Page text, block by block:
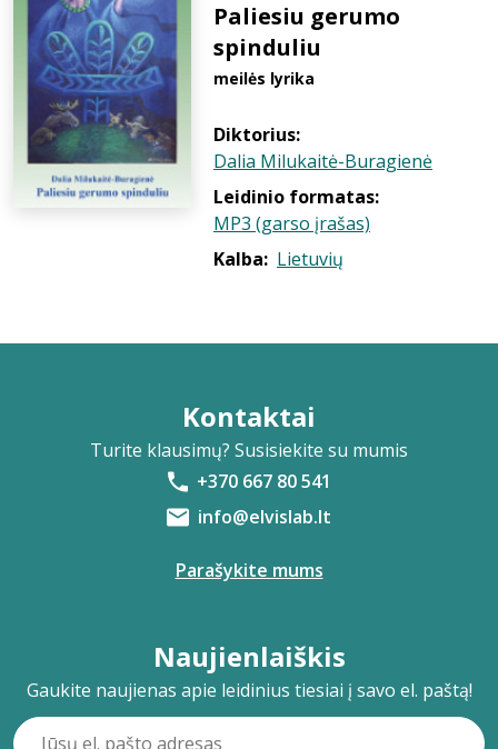
Paliesiu gerumo
spinduliu
meilės lyrika
Diktorius:
Dalia Milukaitė-Buragienė
Leidinio formatas:
MP3 (garso įrašas)
Kalba: Lietuvių
Kontaktai
Turite klausimų? Susisiekite su mumis
+370 667 80 541
info@elvislab.lt
Parašykite mums
Naujienlaiškis
Gaukite naujienas apie leidinius tiesiai į savo el. paštą!